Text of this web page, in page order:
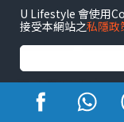
薄扶林 大自
更多真实评价
U Lifestyle 會使用
接受本網站之私隱政